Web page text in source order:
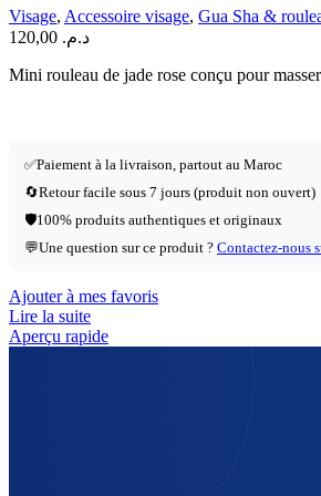
Visage, Accessoire visage, Gua Sha &
د.م.
Mini rouleau de jade rose conçu pour
✅Paiement à la livraison, partout au Maroc
🔄Retour facile sous 7 jours (produit non ouvert)
🛡️100% produits authentiques et originaux
💬Une question sur ce produit ? Contactez-nous
Ajouter à mes favoris
Lire la suite
Aperçu rapide